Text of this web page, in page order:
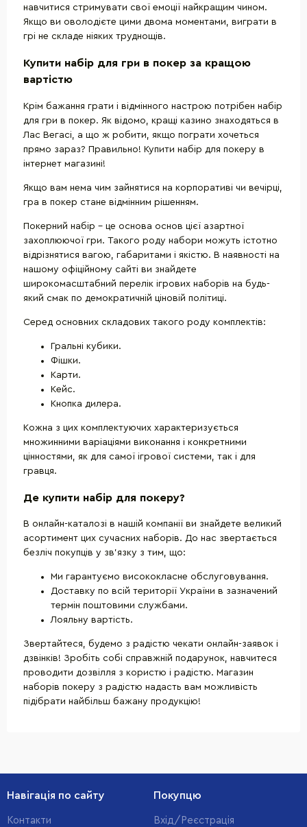
навчитися стримувати свої емоції найкращим чином.
Якщо ви оволодієте цими двома моментами, виграти в
грі не складе ніяких труднощів.
Купити набір для гри в покер за кращою
вартістю
Крім бажання грати і відмінного настрою потрібен набір
для гри в покер. Як відомо, кращі казино знаходяться в
Лас Вегасі, а що ж робити, якщо пограти хочеться
прямо зараз? Правильно! Купити набір для покеру в
інтернет магазині!
Якщо вам нема чим зайнятися на корпоративі чи вечірці,
гра в покер стане відмінним рішенням.
Покерний набір - це основа основ цієї азартної
захоплюючої гри. Такого роду набори можуть істотно
відрізнятися вагою, габаритами і якістю. В наявності на
нашому офіційному сайті ви знайдете
широкомасштабний перелік ігрових наборів на будь-
який смак по демократичній ціновій політиці.
Серед основних складових такого роду комплектів:
Гральні кубики.
Фішки.
Карти.
Кейс.
Кнопка дилера.
Кожна з цих комплектуючих характеризується
множинними варіаціями виконання і конкретними
цінностями, як для самої ігрової системи, так і для
гравця.
Де купити набір для покеру?
В онлайн-каталозі в нашій компанії ви знайдете великий
асортимент цих сучасних наборів. До нас звертається
безліч покупців у зв'язку з тим, що:
Ми гарантуємо висококласне обслуговування.
Доставку по всій території України в зазначений
термін поштовими службами.
Лояльну вартість.
Звертайтеся, будемо з радістю чекати онлайн-заявок і
дзвінків! Зробіть собі справжній подарунок, навчитеся
проводити дозвілля з користю і радістю. Магазин
наборів покеру з радістю надасть вам можливість
підібрати найбільш бажану продукцію!
Навігація по сайту
Контакти
Покупцю
Вхід/Реєстрація